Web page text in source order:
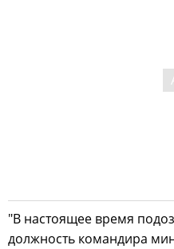
"В настоящее время
должность командира